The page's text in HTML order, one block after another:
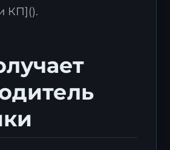
КП]().